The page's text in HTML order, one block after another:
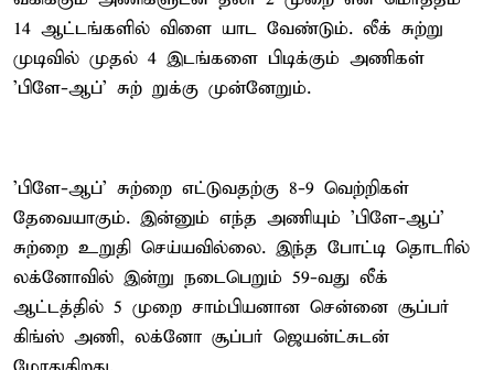
14 ஆட்டங்களில் விளை யாட வேண்டும். லீக் சுற்று
முடிவில் முதல் 4 இடங்களை பிடிக்கும் அணிகள்
'பிளே-ஆப்' சுற் றுக்கு முன்னேறும்.
'பிளே-ஆப்' சுற்றை எட்டுவதற்கு 8-9 வெற்றிகள்
தேவையாகும். இன்னும் எந்த அணியும் 'பிளே-ஆப்'
சுற்றை உறுதி செய்யவில்லை. இந்த போட்டி தொடரில்
லக்னோவில் இன்று நடைபெறும் 59-வது லீக்
ஆட்டத்தில் 5 முறை சாம்பியனான சென்னை சூப்பர்
கிங்ஸ் அணி, லக்னோ சூப்பர் ஜெயன்ட்சுடன்